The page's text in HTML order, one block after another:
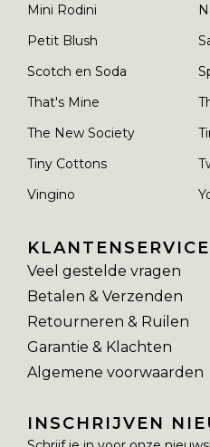
Mini Rodini
Petit Blush
Scotch en Soda
That's Mine
The New Society
Tiny Cottons
Vingino
KLANTENSERVICE
Veel gestelde vragen
Betalen & Verzenden
Retourneren & Ruilen
Garantie & Klachten
Algemene voorwaarden
INSCHRIJVEN